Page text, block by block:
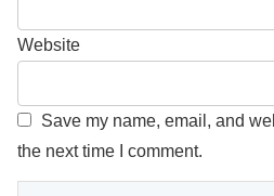
Website
Save my name, email, and
the next time I comment.